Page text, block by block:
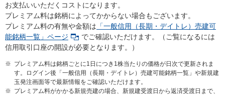
お支払いいただくコストになります。
プレミアム料は銘柄によってかからない場合もございます。
プレミアム料の有無や金額は 「一般信用（長期・デイトレ）売建可
能銘柄一覧」ページ
でご確認いただけます。（ご覧になるには
信用取引口座の開設が必要となります。）
※ プレミアム料は銘柄ごとに1日につき1株当たりの価格が日次で更新されま
す。ログイン後「一般信用（長期・デイトレ）売建可能銘柄一覧」や新規建
玉発注画面等で最新情報をご確認いただけます。
※ プレミアム料がかかる新規売建の場合、新規建受渡日から返済受渡日まで、